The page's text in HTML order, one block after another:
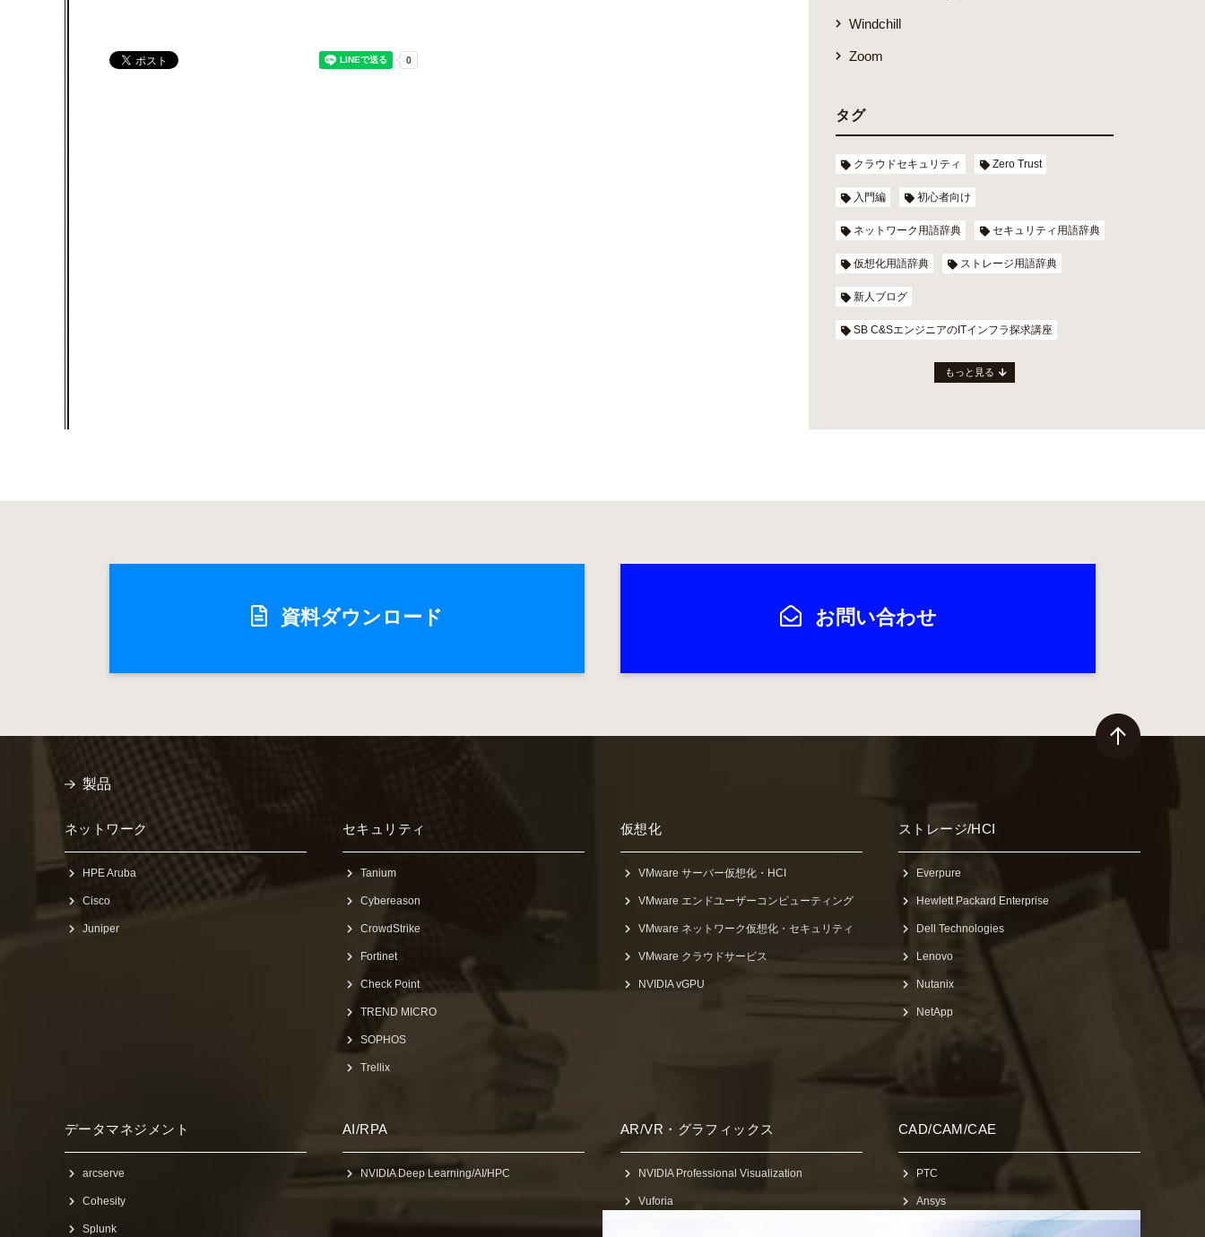
Windchill
Zoom
タグ
クラウドセキュリティ Zero Trust
入門編 初心者向け
ネットワーク用語辞典 セキュリティ用語辞典
仮想化用語辞典 ストレージ用語辞典
新人ブログ
SB C&SエンジニアのITインフラ探求講座
もっと見る
資料ダウンロード お問い合わせ
製品
ネットワーク
HPE Aruba
Cisco
Juniper
セキュリティ
Tanium
Cybereason
CrowdStrike
Fortinet
Check Point
TREND MICRO
SOPHOS
Trellix
仮想化
VMware サーバー仮想化・HCI
VMware エンドユーザーコンピューティング
VMware ネットワーク仮想化・セキュリティ
VMware クラウドサービス
NVIDIA vGPU
ストレージ/HCI
Everpure
Hewlett Packard Enterprise
Dell Technologies
Lenovo
Nutanix
NetApp
データマネジメント
arcserve
Cohesity
Splunk
AI/RPA
NVIDIA Deep Learning/AI/HPC
AR/VR・グラフィックス
NVIDIA Professional Visualization
Vuforia
CAD/CAM/CAE
PTC
Ansys